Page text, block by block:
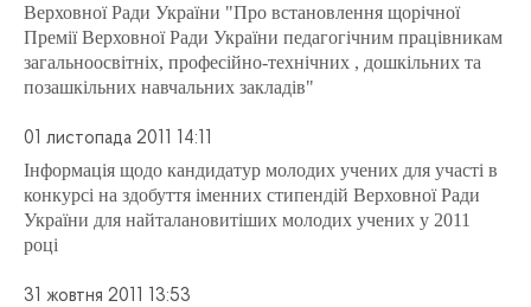
Верховної Ради України "Про встановлення щорічної
Премії Верховної Ради України педагогічним працівникам
загальноосвітніх, професійно-технічних , дошкільних та
позашкільних навчальних закладів"
01 листопада 2011 14:11
Інформація щодо кандидатур молодих учених для участі в
конкурсі на здобуття іменних стипендій Верховної Ради
України для найталановитіших молодих учених у 2011
році
31 жовтня 2011 13:53